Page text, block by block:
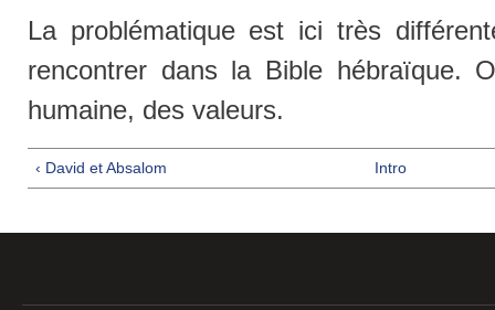
La problématique est ici très
rencontrer dans la Bible hébraïque.
humaine, des valeurs.
‹ David et Absalom Intro